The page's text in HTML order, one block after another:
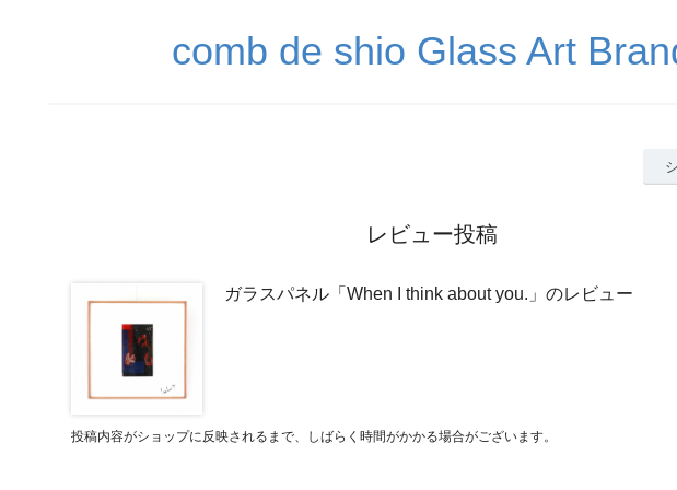
comb de shio Glass Art
レビュー投稿
ガラスパネル「When I think about you.」のレビュー
投稿内容がショップに反映されるまで、しばらく時間がかかる場合がございます。